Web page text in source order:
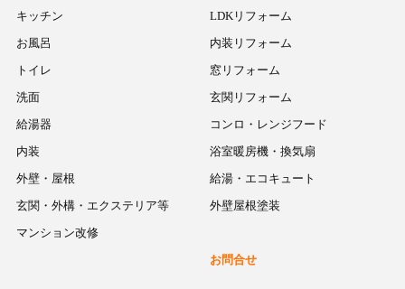
LDKリフォーム
内装リフォーム
窓リフォーム
玄関リフォーム
コンロ・レンジフード
浴室暖房機・換気扇
給湯・エコキュート
外壁屋根塗装
キッチン
お風呂
トイレ
洗面
給湯器
内装
外壁・屋根
玄関・外構・エクステリア等
マンション改修
お問合せ